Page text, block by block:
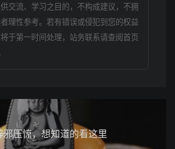
交流、学习之目的，不构成建议，不拥
理性参考。若有错误或侵犯到您的权益
于第一时间处理，站务联系请查阅首页
压惊，想知道的看这里